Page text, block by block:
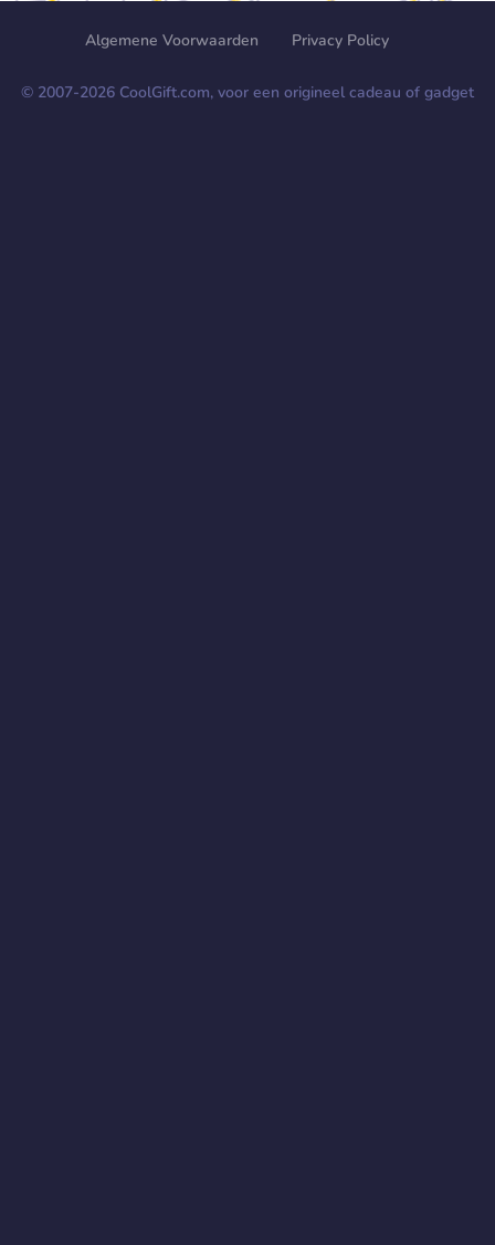
Algemene Voorwaarden Privacy Policy
© 2007-2026 CoolGift.com, voor een origineel cadeau of gadget